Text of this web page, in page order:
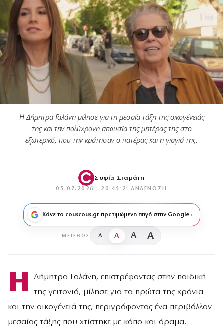
Η Δήμητρα Γαλάνη μίλησε για τη μεσαία τάξη της οικογένειάς
της και την πολύχρονη απουσία της μητέρας της στο
εξωτερικό, που την κράτησαν ο πατέρας και η γιαγιά της.
Σοφία Σταμάτη
05.07.2026 · 20:45 · 2′ ΑΝΆΓΝΩΣΗ
Κάνε το couscous.gr προτιμώμενη πηγή στην Google
ΜΈΓΕΘΟΣ A A A A
Η
Δήμητρα Γαλάνη, επιστρέφοντας στην παιδική
της γειτονιά, μίλησε για τα πρώτα της χρόνια
και την οικογένειά της, περιγράφοντας ένα περιβάλλον
μεσαίας τάξης που χτίστηκε με κόπο και όραμα.